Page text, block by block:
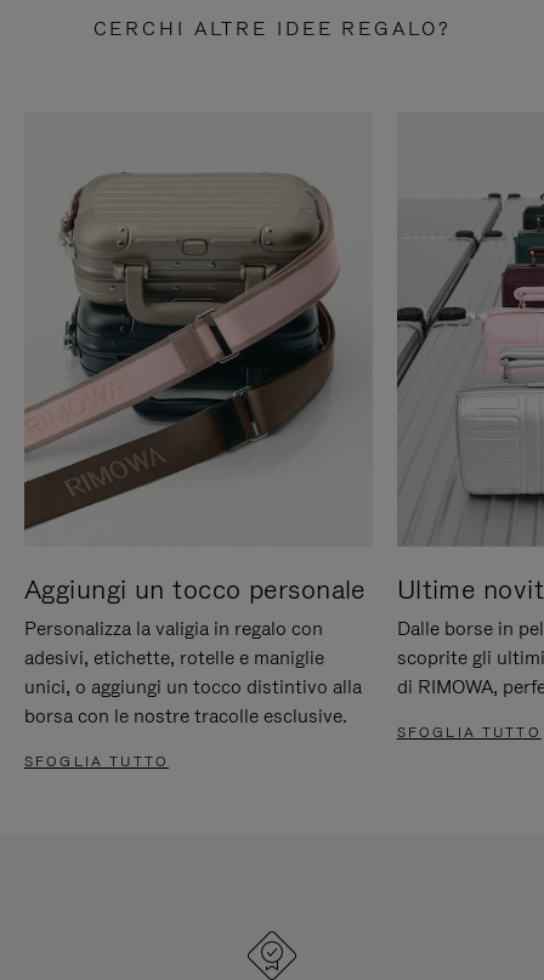
CERCHI ALTRE IDEE REGALO?
Aggiungi un tocco personale
Personalizza la valigia in regalo con
adesivi, etichette, rotelle e maniglie
unici, o aggiungi un tocco distintivo alla
borsa con le nostre tracolle esclusive.
SFOGLIA TUTTO
Ultime
Dalle borse in
scoprite gli
di RIMOWA,
SFOGLIA TUTTO